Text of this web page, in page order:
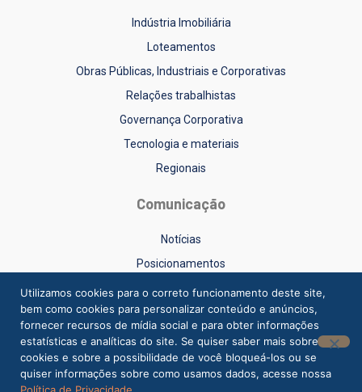
Indústria Imobiliária
Loteamentos
Obras Públicas, Industriais e Corporativas
Relações trabalhistas
Governança Corporativa
Tecnologia e materiais
Regionais
Comunicação
Notícias
Posicionamentos
Sinduscon-RS na Mídia
Vídeos
Utilizamos cookies para o correto funcionamento deste site,
bem como cookies para personalizar conteúdo e anúncios,
fornecer recursos de mídia social e para obter informações
estatísticas e analíticas do site. Se quiser saber mais sobre
cookies e sobre a possibilidade de você bloqueá-los ou se
quiser informações sobre como usamos dados, acesse nossa